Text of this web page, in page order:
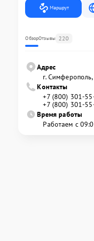
Маршрут
ОбзорОтзывы 220
Адрес
г.
Контакты
+7 (800) 301-
+7 (800) 301-
Время работы
Работаем с